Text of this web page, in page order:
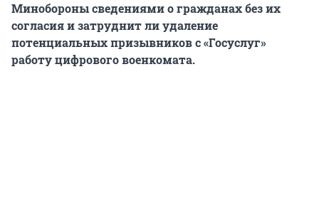
Минобороны сведениями о гражданах без их
согласия и затруднит ли удаление
потенциальных призывников с «Госуслуг»
работу цифрового военкомата.